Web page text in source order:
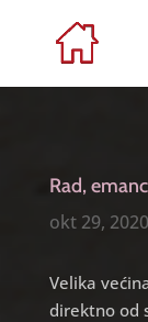
Rad,
okt 29, 2020
Velika
direktno od